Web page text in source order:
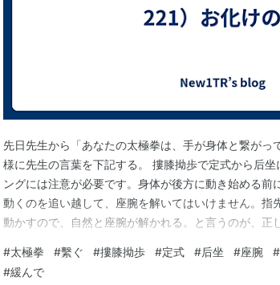
先日先生から「あなたの太極拳は、手が身体と繋がっ
様に先生の言葉を下記する。 摟膝拗歩で定式から后坐
ングには注意が必要です。身体が後方に動き始める前
動くのを追い越して、座腕を解いてはいけません。指
動かすので、自然と座腕が解かれる。と言うのが、正
の位置を固定して身体を後方に動かすので、自然と座
手だけが勝手に動くと「お化けの手」みたいで気持ち
#太極拳 #繫ぐ #摟膝拗歩 #定式 #后坐 #座腕 #
#緩んで